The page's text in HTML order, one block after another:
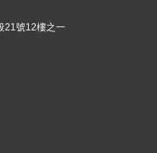
21號12樓之一